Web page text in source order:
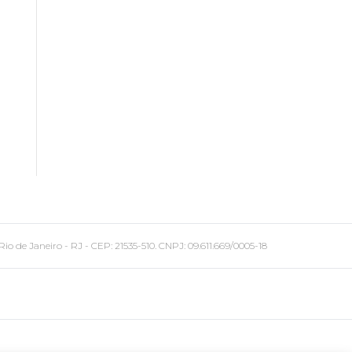
Janeiro - RJ - CEP: 21535-510. CNPJ: 09.611.669/0005-18